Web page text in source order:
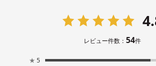
レビュー件数： 54件
★ 5